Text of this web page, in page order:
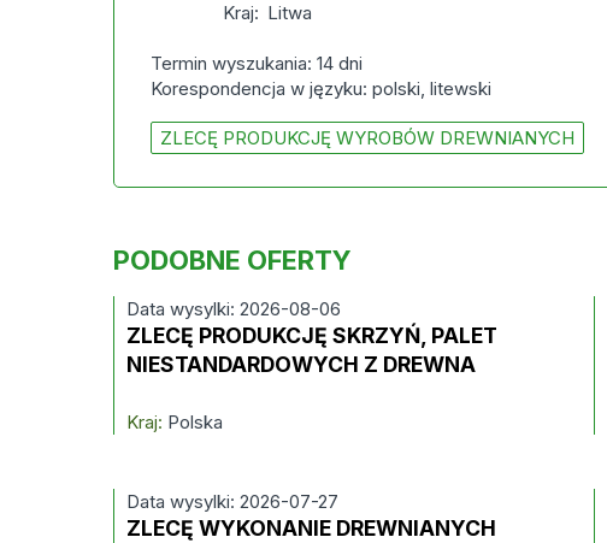
Kraj: Litwa
Termin wyszukania: 14 dni
Korespondencja w języku: polski, litewski
ZLECĘ PRODUKCJĘ WYROBÓW DREWNIANYCH
PODOBNE OFERTY
Data wysylki: 2026-08-06
ZLECĘ PRODUKCJĘ SKRZYŃ, PALET
NIESTANDARDOWYCH Z DREWNA
Kraj: Polska
Data wysylki: 2026-07-27
ZLECĘ WYKONANIE DREWNIANYCH